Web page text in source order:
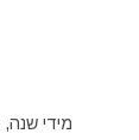
מידי